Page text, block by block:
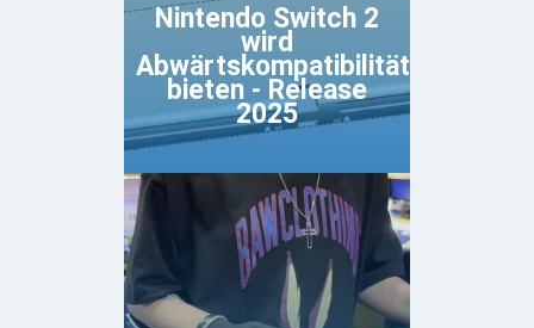
Nintendo Switch 2
wird
Abwärtskompatibilität
bieten - Release
2025